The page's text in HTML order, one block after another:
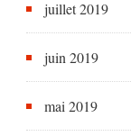
juillet 2019
juin 2019
mai 2019